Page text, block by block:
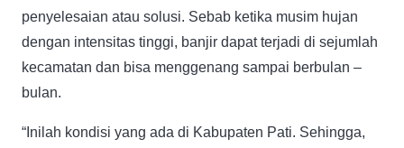
penyelesaian atau solusi. Sebab ketika musim hujan
dengan intensitas tinggi, banjir dapat terjadi di sejumlah
kecamatan dan bisa menggenang sampai berbulan –
bulan.
“Inilah kondisi yang ada di Kabupaten Pati. Sehingga,